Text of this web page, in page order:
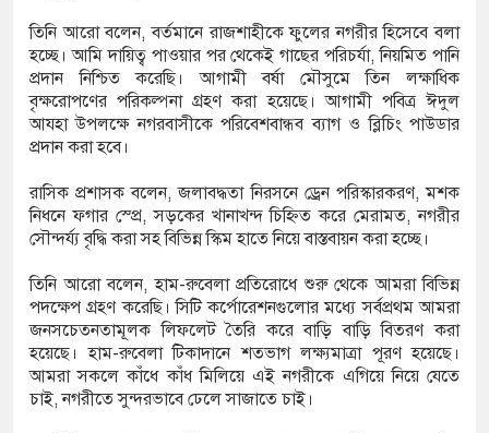
পর বিয়ে, তিন মাসের মাথায় নববধূর ঝুলন্ত মরদেহ
তিনি আরো বলেন, বর্তমানে রাজশাহীকে ফুলের নগরীর হিসেবে বলা
হচ্ছে। আমি দায়িত্ব পাওয়ার পর থেকেই গাছের পরিচর্যা, নিয়মিত পানি
প্রদান নিশ্চিত করেছি। আগামী বর্ষা মৌসুমে তিন লক্ষাধিক
বৃক্ষরোপণের পরিকল্পনা গ্রহণ করা হয়েছে। আগামী পবিত্র ঈদুল
আযহা উপলক্ষে নগরবাসীকে পরিবেশবান্ধব ব্যাগ ও ব্লিচিং পাউডার
প্রদান করা হবে।
রাসিক প্রশাসক বলেন, জলাবদ্ধতা নিরসনে ড্রেন পরিস্কারকরণ, মশক
নিধনে ফগার স্প্রে, সড়কের খানাখন্দ চিহ্নিত করে মেরামত, নগরীর
সৌন্দর্য্য বৃদ্ধি করা সহ বিভিন্ন স্কিম হাতে নিয়ে বাস্তবায়ন করা হচ্ছে।
তিনি আরো বলেন, হাম-রুবেলা প্রতিরোধে শুরু থেকে আমরা বিভিন্ন
পদক্ষেপ গ্রহণ করেছি। সিটি কর্পোরেশনগুলোর মধ্যে সর্বপ্রথম আমরা
জনসচেতনতামূলক লিফলেট তৈরি করে বাড়ি বাড়ি বিতরণ করা
হয়েছে। হাম-রুবেলা টিকাদানে শতভাগ লক্ষ্যমাত্রা পূরণ হয়েছে।
আমরা সকলে কাঁধে কাঁধ মিলিয়ে এই নগরীকে এগিয়ে নিয়ে যেতে
চাই, নগরীতে সুন্দরভাবে ঢেলে সাজাতে চাই।